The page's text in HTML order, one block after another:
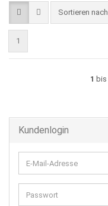
Sortieren nach
Sortieren nach
1
1 bis
Kundenlogin
E-
Mail-
Adresse
Passwort